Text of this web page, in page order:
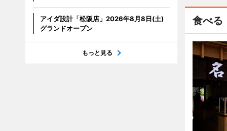
食べる
アイダ設計「松阪店」2026年8月8日(土)
グランドオープン
もっと見る